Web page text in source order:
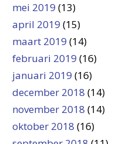
mei 2019 (13)
april 2019 (15)
maart 2019 (14)
februari 2019 (16)
januari 2019 (16)
december 2018 (14)
november 2018 (14)
oktober 2018 (16)